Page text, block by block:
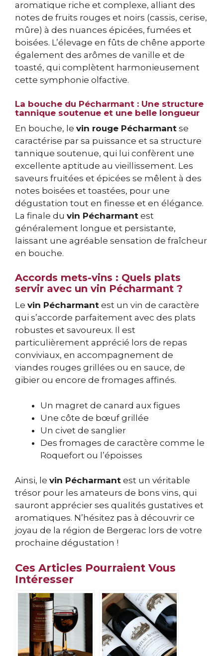
aromatique riche et complexe, alliant des
notes de fruits rouges et noirs (cassis, cerise,
mûre) à des nuances épicées, fumées et
boisées. L’élevage en fûts de chêne apporte
également des arômes de vanille et de
toasté, qui complètent harmonieusement
cette symphonie olfactive.
La bouche du Pécharmant : Une structure
tannique soutenue et une belle longueur
En bouche, le vin rouge Pécharmant se
caractérise par sa puissance et sa structure
tannique soutenue, qui lui confèrent une
excellente aptitude au vieillissement. Les
saveurs fruitées et épicées se mêlent à des
notes boisées et toastées, pour une
dégustation tout en finesse et en élégance.
La finale du vin Pécharmant est
généralement longue et persistante,
laissant une agréable sensation de fraîcheur
en bouche.
Accords mets-vins : Quels plats
servir avec un vin Pécharmant ?
Le vin Pécharmant est un vin de caractère
qui s’accorde parfaitement avec des plats
robustes et savoureux. Il est
particulièrement apprécié lors de repas
conviviaux, en accompagnement de
viandes rouges grillées ou en sauce, de
gibier ou encore de fromages affinés.
Un magret de canard aux figues
Une côte de bœuf grillée
Un civet de sanglier
Des fromages de caractère comme le
Roquefort ou l’époisses
Ainsi, le vin Pécharmant est un véritable
trésor pour les amateurs de bons vins, qui
sauront apprécier ses qualités gustatives et
aromatiques. N’hésitez pas à découvrir ce
joyau de la région de Bergerac lors de votre
prochaine dégustation !
Ces Articles Pourraient Vous
Intéresser